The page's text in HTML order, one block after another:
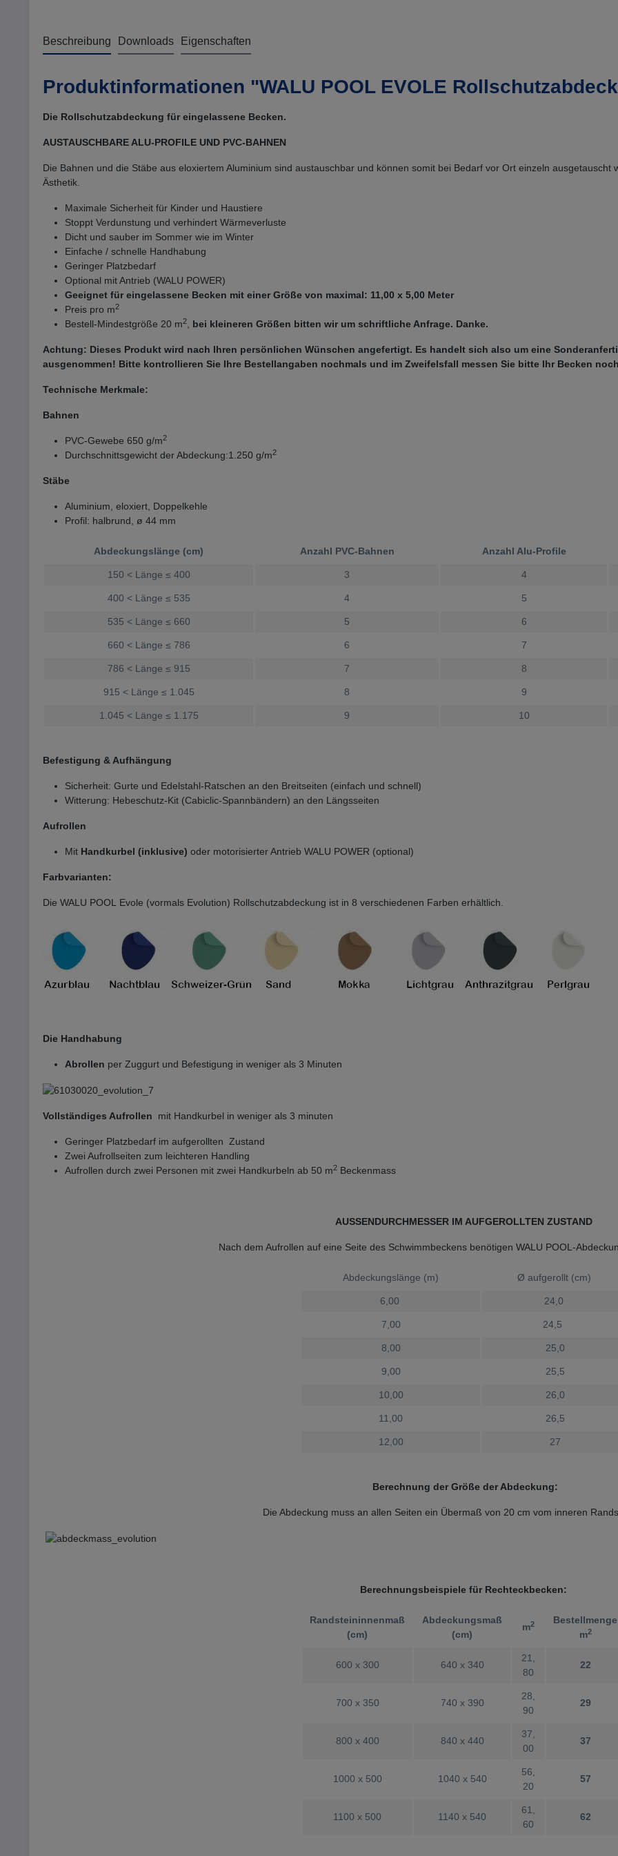
Beschreibung Downloads Eigenschaften
Produktinformationen "WALU POOL EVOLE
Die Rollschutzabdeckung für eingelassene Becken.
AUSTAUSCHBARE ALU-PROFILE UND PVC-BAHNEN
Die Bahnen und die Stäbe aus eloxiertem Aluminium sind austauschbar und können somit bei Bedarf vor Ort einzeln
Ästhetik.
Maximale Sicherheit für Kinder und Haustiere
Stoppt Verdunstung und verhindert Wärmeverluste
Dicht und sauber im Sommer wie im Winter
Einfache / schnelle Handhabung
Geringer Platzbedarf
Optional mit Antrieb (WALU POWER)
Geeignet für eingelassene Becken mit einer Größe von maximal: 11,00 x 5,00 Meter
Preis pro m2
Bestell-Mindestgröße 20 m2, bei kleineren Größen bitten wir um schriftliche Anfrage. Danke.
Achtung: Dieses Produkt wird nach Ihren persönlichen Wünschen angefertigt. Es handelt sich also um eine
ausgenommen! Bitte kontrollieren Sie Ihre Bestellangaben nochmals und im Zweifelsfall messen Sie bitte Ihr Becken
Technische Merkmale:
Bahnen
PVC-Gewebe 650 g/m2
Durchschnittsgewicht der Abdeckung:1.250 g/m2
Stäbe
Aluminium, eloxiert, Doppelkehle
Profil: halbrund, ø 44 mm
Abdeckungslänge (cm) Anzahl PVC-Bahnen Anzahl Alu-Profile
150 < Länge ≤ 400 3 4
400 < Länge ≤ 535 4 5
535 < Länge ≤ 660 5 6
660 < Länge ≤ 786 6 7
786 < Länge ≤ 915 7 8
915 < Länge ≤ 1.045 8 9
1.045 < Länge ≤ 1.175 9 10
Befestigung & Aufhängung
Sicherheit: Gurte und Edelstahl-Ratschen an den Breitseiten (einfach und schnell)
Witterung: Hebeschutz-Kit (Cabiclic-Spannbändern) an den Längsseiten
Aufrollen
Mit Handkurbel (inklusive) oder motorisierter Antrieb WALU POWER (optional)
Farbvarianten:
Die WALU POOL Evole (vormals Evolution) Rollschutzabdeckung ist in 8 verschiedenen Farben erhältlich.
Die Handhabung
Abrollen per Zuggurt und Befestigung in weniger als 3 Minuten
Vollständiges Aufrollen mit Handkurbel in weniger als 3 minuten
Geringer Platzbedarf im aufgerollten Zustand
Zwei Aufrollseiten zum leichteren Handling
Aufrollen durch zwei Personen mit zwei Handkurbeln ab 50 m2 Beckenmass
AUSSENDURCHMESSER IM AUFGEROLLTEN ZUSTAND
Nach dem Aufrollen auf eine Seite des Schwimmbeckens benötigen WALU POOL-
Abdeckungslänge (m) Ø aufgerollt (cm)
6,00 24,0
7,00 24,5
8,00 25,0
9,00 25,5
10,00 26,0
11,00 26,5
12,00 27
Berechnung der Größe der Abdeckung:
Die Abdeckung muss an allen Seiten ein Übermaß von 20 cm vom inneren
Berechnungsbeispiele für Rechteckbecken:
Randsteininnenmaß
(cm)
Abdeckungsmaß
(cm)
m2
Bestellmenge
m2
600 x 300 640 x 340
21,
80
22
700 x 350 740 x 390
28,
90
29
800 x 400 840 x 440
37,
00
37
1000 x 500 1040 x 540
56,
20
57
1100 x 500 1140 x 540
61,
60
62